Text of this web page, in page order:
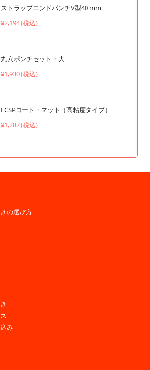
ストラップエンドパンチV型40 mm
¥2,194 (税込)
丸穴ポンチセット・大
¥1,930 (税込)
LCSPコート・マット（高粘度タイプ）
¥1,287 (税込)
の選び方
み